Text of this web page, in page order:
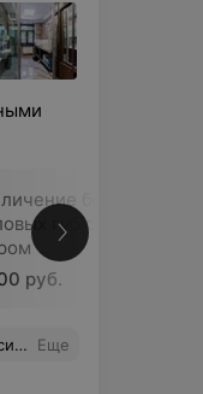
больших
губ собственным
руб.
Еще